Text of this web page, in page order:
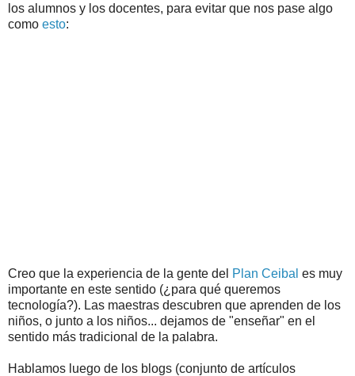
los alumnos y los docentes, para evitar que nos pase algo
como esto:
Creo que la experiencia de la gente del Plan Ceibal es muy
importante en este sentido (¿para qué queremos
tecnología?). Las maestras descubren que aprenden de los
niños, o junto a los niños... dejamos de "enseñar" en el
sentido más tradicional de la palabra.
Hablamos luego de los blogs (conjunto de artículos